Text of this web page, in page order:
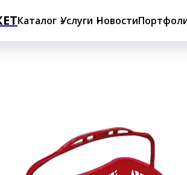
Каталог Услуги Новости